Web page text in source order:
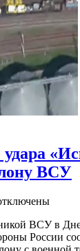
ВСУ
ВСУ в
России